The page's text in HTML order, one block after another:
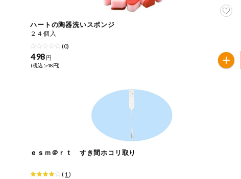
かんたん調理
ハートの陶器洗いスポンジ
２４個入
(0)
498 円
(税込 548円)
ｅｓｍ＠ｒｔ すき間ホコリ取り
( 1 )